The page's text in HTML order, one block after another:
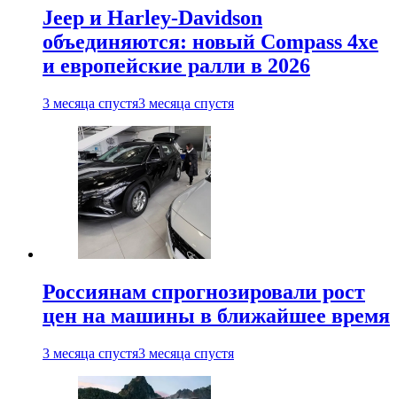
Jeep и Harley-Davidson
объединяются: новый Compass 4xe
и европейские ралли в 2026
3 месяца спустя3 месяца спустя
Россиянам спрогнозировали рост
цен на машины в ближайшее время
3 месяца спустя3 месяца спустя